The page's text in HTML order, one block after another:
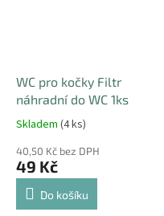
WC pro kočky Filtr
náhradní do WC 1ks
Skladem (4 ks)
40,50 Kč bez DPH
49 Kč
Do košíku